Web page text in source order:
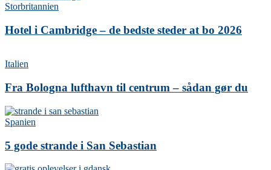
Storbritannien
Hotel i Cambridge – de bedste steder at bo 2026
Italien
Fra Bologna lufthavn til centrum – sådan gør du
Spanien
5 gode strande i San Sebastian